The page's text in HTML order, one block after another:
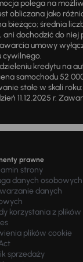
polega na
obliczana jako
bieżąco; średnia
dochodzić do
umowy
cywilnego.
kredytu na
samochodu 52
stałe w skali
11.12.2025 r.
prawne
strony
danych osobowych
danych
korzystania z plików
plików cookie
sprzedaży